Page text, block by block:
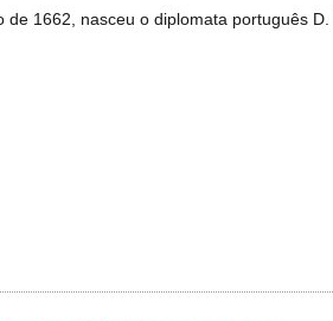
de 1662, nasceu o diplomata português